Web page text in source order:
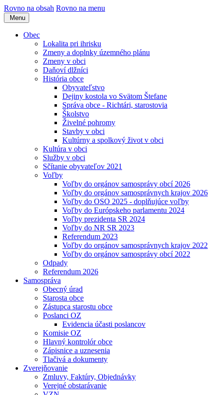
Rovno na obsah Rovno na menu
Menu
Obec
Lokalita pri ihrisku
Zmeny a doplnky územného plánu
Zmeny v obci
Daňoví dlžníci
História obce
Obyvateľstvo
Dejiny kostola vo Svätom Štefane
Správa obce - Richtári, starostovia
Školstvo
Živelné pohromy
Stavby v obci
Kultúrny a spolkový život v obci
Kultúra v obci
Služby v obci
Sčítanie obyvateľov 2021
Voľby
Voľby do orgánov samosprávy obcí 2026
Voľby do orgánov samosprávnych krajov 2026
Voľby do OSO 2025 - doplňujúce voľby
Voľby do Európskeho parlamentu 2024
Voľby prezidenta SR 2024
Voľby do NR SR 2023
Referendum 2023
Voľby do orgánov samosprávnych krajov 2022
Voľby do orgánov samosprávy obcí 2022
Odpady
Referendum 2026
Samospráva
Obecný úrad
Starosta obce
Zástupca starostu obce
Poslanci OZ
Evidencia účasti poslancov
Komisie OZ
Hlavný kontrolór obce
Zápisnice a uznesenia
Tlačivá a dokumenty
Zverejňovanie
Zmluvy, Faktúry, Objednávky
Verejné obstarávanie